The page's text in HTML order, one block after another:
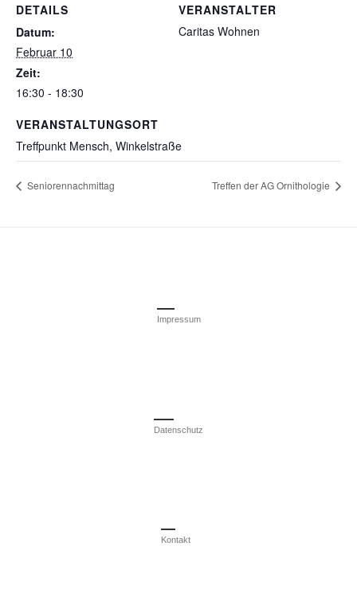
DETAILS
Datum:
Februar 10
Zeit:
16:30 - 18:30
VERANSTALTUNGSORT
Treffpunkt Mensch, Winkelstraße
VERANSTALTER
Caritas Wohnen
Seniorennachmittag Treffen der AG Ornithologie
Impressum
Datenschutz
Kontakt